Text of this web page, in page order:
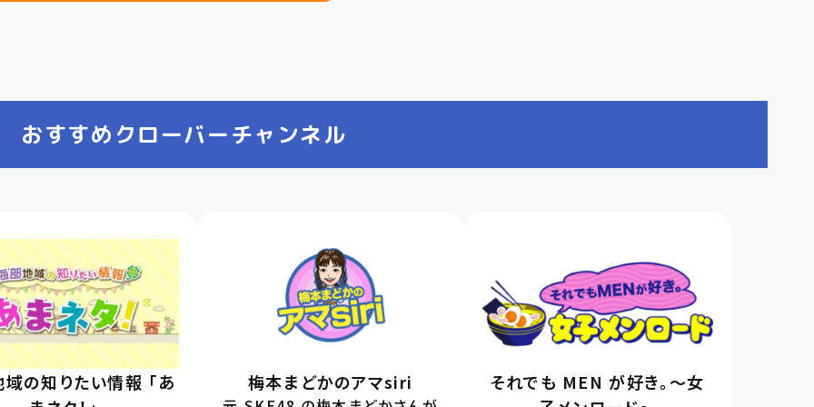
おすすめクローバーチャンネル
の知りたい情報 「あ
梅本まどかのアマsiri
それでも MEN が好き。～女